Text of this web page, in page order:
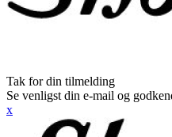
Tak for din tilmelding
Se venligst din e-mail og
x